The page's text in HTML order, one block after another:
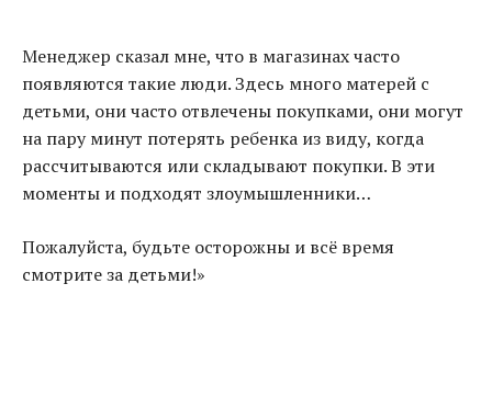
Менеджер сказал мне, что в магазинах часто
появляются такие люди. Здесь много матерей с
детьми, они часто отвлечены покупками, они могут
на пару минут потерять ребенка из виду, когда
рассчитываются или складывают покупки. В эти
моменты и подходят злоумышленники…
Пожалуйста, будьте осторожны и всё время
смотрите за детьми!»